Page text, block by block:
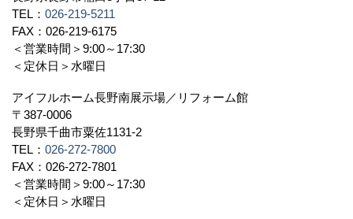
TEL： 026-219-5211
FAX：026-219-6175
＜営業時間＞9:00～17:30
＜定休日＞水曜日
アイフルホーム長野南展示場／リフォーム館
〒387-0006
長野県千曲市粟佐1131-2
TEL： 026-272-7800
FAX：026-272-7801
＜営業時間＞9:00～17:30
＜定休日＞水曜日